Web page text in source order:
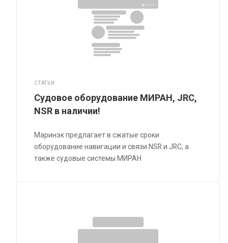
СТАТЬИ
Судовое оборудование МИРАН, JRC,
NSR в наличии!
Маринэк предлагает в сжатые сроки
оборудование навигации и связи NSR и JRC, а
также судовые системы МИРАН